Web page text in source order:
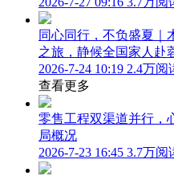
同心同行，不负盛夏｜
之旅，静候全国家人赴
2026-7-24 10:19 2.4万阅
查看更多
零售工程双渠道并行，
局概况
2026-7-23 16:45 3.7万阅